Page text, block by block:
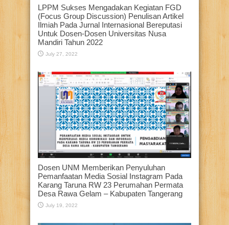
LPPM Sukses Mengadakan Kegiatan FGD
(Focus Group Discussion) Penulisan Artikel
Ilmiah Pada Jurnal Internasional Bereputasi
Untuk Dosen-Dosen Universitas Nusa
Mandiri Tahun 2022
July 27, 2022
Dosen UNM Memberikan Penyuluhan
Pemanfaatan Media Sosial Instagram Pada
Karang Taruna RW 23 Perumahan Permata
Desa Rawa Gelam – Kabupaten Tangerang
July 19, 2022